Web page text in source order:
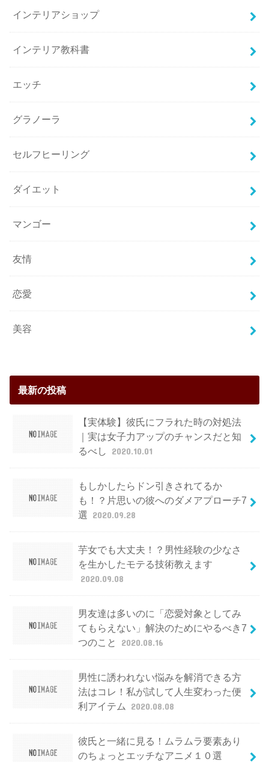
インテリアショップ
インテリア教科書
エッチ
グラノーラ
セルフヒーリング
ダイエット
マンゴー
友情
恋愛
美容
最新の投稿
【実体験】彼氏にフラれた時の対処法
｜実は女子力アップのチャンスだと知
るべし
2020.10.01
もしかしたらドン引きされてるか
も！？片思いの彼へのダメアプローチ7
選 2020.09.28
芋女でも大丈夫！？男性経験の少なさ
を生かしたモテる技術教えます
2020.09.08
男友達は多いのに「恋愛対象としてみ
てもらえない」解決のためにやるべき7
つのこと
2020.08.16
男性に誘われない悩みを解消できる方
法はコレ！私が試して人生変わった便
利アイテム
2020.08.08
彼氏と一緒に見る！ムラムラ要素あり
のちょっとエッチなアニメ１０選